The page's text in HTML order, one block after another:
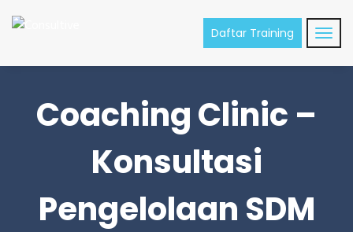
Daftar Training
Coaching Clinic –
Konsultasi
Pengelolaan SDM